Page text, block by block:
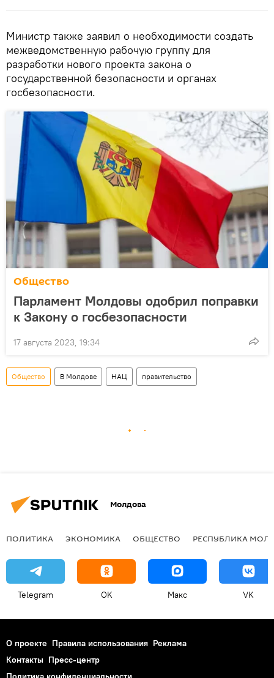
Министр также заявил о необходимости создать
межведомственную рабочую группу для
разработки нового проекта закона о
государственной безопасности и органах
госбезопасности.
Общество
Парламент Молдовы одобрил поправки
к Закону о госбезопасности
17 августа 2023, 19:34
Общество В Молдове НАЦ правительство
Молдова
ПОЛИТИКА ЭКОНОМИКА ОБЩЕСТВО РЕСПУБЛИКА
Telegram OK Макс VK
О проекте Правила использования Реклама
Контакты Пресс-центр